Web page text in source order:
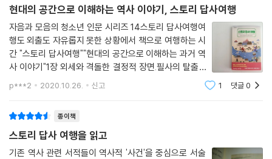
“대오를 정비하라! 착호갑사는 왼쪽, 나머지 군졸은 오른쪽으로 서라! 꾸
물거리면 군율에 의거해 참수할 것이다!”
착호갑사와 군졸이 줄지어 서자 아연 긴장감이 흘렀다. 그럭저럭 대오가
완성되자 이괄이 목청껏 외쳤다.
“나를 따르라!”
했다. 하지만 이런 방식의 전투는 한두 차례의 승리는 거둘지 몰라도 결정
적인 승리를 가져올 수는 없었다. 토벌대는 한 번의 전투에서 패배하더라
도 다시 추가 병력을 보낼 수 있었기 때문이다.
현대의 공간으로 이해하는 역사 이야기, 스토리 답사여행
자음과 모음의 청소년 인문 시리즈 14스토리 답사여행여
행도 외출도 자유롭지 못한 상황에서 책으로 여행하는 시
간 "스토리 답사여행""현대의 공간으로 이해하는 과거 역
사 이야기"1장 외세와 격돌한 결정적 장면.필사의 탈출 -
아관파천,조선, 미국과 싸우다 - 신미양요,기나긴 하루 -
칠천량해전,이순신의 바다 - 명량해전구한말 공사관 거
p***2 2020.10.26. 신고 1 댓글0
종이책
스토리 답사 여행을 읽고
기존 역사 관련 서적들이 역사적 '사건'을 중심으로 서술